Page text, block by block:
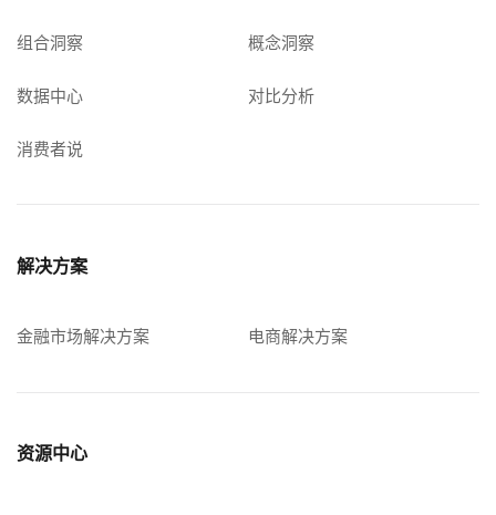
组合洞察 概念洞察
数据中心 对比分析
消费者说
解决方案
金融市场解决方案 电商解决方案
资源中心